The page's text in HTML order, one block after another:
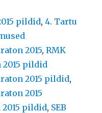
pildid,4. Tartu
2015,RMK
2015 pildid
2015 pildid,
2015
pildid, SEB